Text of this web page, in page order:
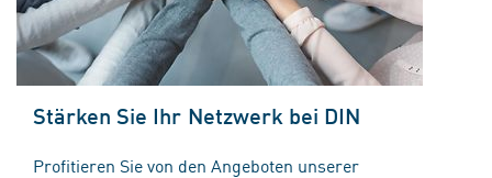
Stärken Sie Ihr Netzwerk bei DIN
Profitieren Sie von den Angeboten unserer